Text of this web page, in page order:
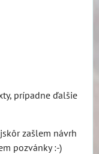
prípadne ďalšie
zašlem návrh
pozvánky :-)